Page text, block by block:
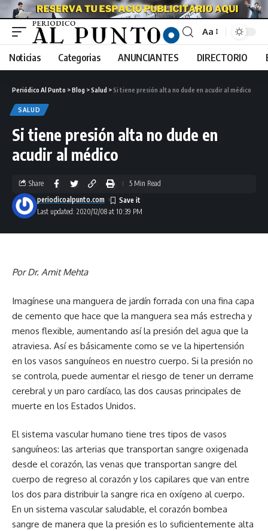
Aa
Noticias Categorias ANUNCIANTES DIRECTORIO
Periódico Al Punto >Blog >Salud >Si tiene presión alta no dude en acudir al médico
SALUD
Si tiene presión alta no dude en
acudir al médico
Last updated: 2020/12/08 at 10:39 PM
periodicoalpunto.com
Share 5 Min Read
Por Dr. Amit Mehta
Imagínese una manguera de jardín forrada con una fina capa
de cemento que hace que la manguera sea más estrecha y
menos flexible, aumentando así la presión del agua que la
atraviesa. Así es básicamente como se ve la hipertensión
en los vasos sanguíneos en nuestro cuerpo. Si la presión no
se controla, puede aumentar el riesgo de tener un derrame
cerebral y un paro cardíaco, las dos causas principales de
muerte en los Estados Unidos.
El sistema vascular humano tiene tres tipos de vasos
sanguíneos: las arterias que transportan sangre oxigenada
desde el corazón, las venas que transportan sangre del
cuerpo de regreso al corazón y los capilares que van entre
los dos para distribuir la sangre rica en oxígeno al cuerpo.
En un sistema vascular saludable, el corazón bombea
sangre de manera que la presión es lo suficientemente alta